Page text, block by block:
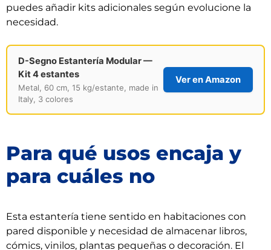
puedes añadir kits adicionales según evolucione la
necesidad.
D-Segno Estantería Modular —
Kit 4 estantes
Metal, 60 cm, 15 kg/estante, made in
Italy, 3 colores
Ver en Amazon
Para qué usos encaja y
para cuáles no
Esta estantería tiene sentido en habitaciones con
pared disponible y necesidad de almacenar libros,
cómics, vinilos, plantas pequeñas o decoración. El